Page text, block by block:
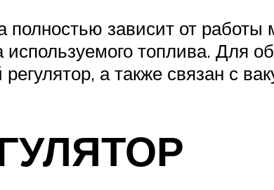
зависит от работы
используемого топлива. Для
а также связан с